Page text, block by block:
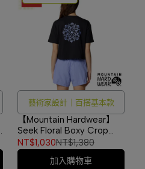
藝術家設計｜百搭基本款
【Mountain Hardwear】
Seek Floral Boxy Crop
Short Sleeve 針織棉螺旋
花朵短版短袖T恤 女款 黑
色 #2110841
NT$1,030NT$1,380
加入購物車